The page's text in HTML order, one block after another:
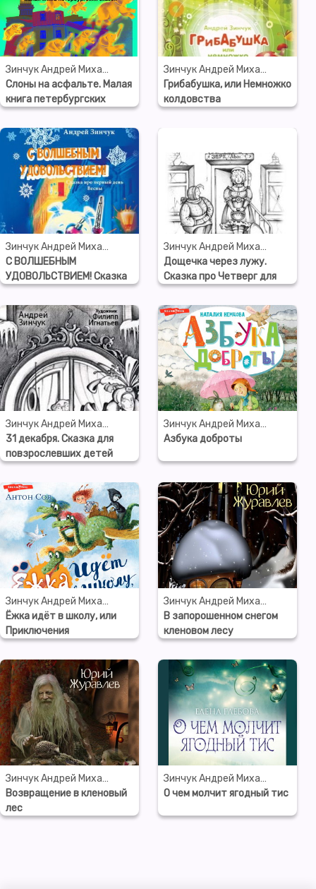
Зинчук Андрей Михайлович
Слоны на асфальте. Малая
книга петербургских
сказок
Зинчук Андрей Михайлович
Грибабушка, или Немножко
колдовства
Зинчук Андрей Михайлович
С ВОЛШЕБНЫМ
УДОВОЛЬСТВИЕМ! Сказка
про первый день Весны
Зинчук Андрей Михайлович
Дощечка через лужу.
Сказка про Четверг для
детей и взрослых
Зинчук Андрей Михайлович
31 декабря. Сказка для
повзрослевших детей
(запись по неснятому
фильму)
Зинчук Андрей Михайлович
Азбука доброты
Зинчук Андрей Михайлович
Ёжка идёт в школу, или
Приключения
трёхсотлетней девочки
Зинчук Андрей Михайлович
В запорошенном снегом
кленовом лесу
Зинчук Андрей Михайлович
Возвращение в кленовый
лес
Зинчук Андрей Михайлович
О чем молчит ягодный тис